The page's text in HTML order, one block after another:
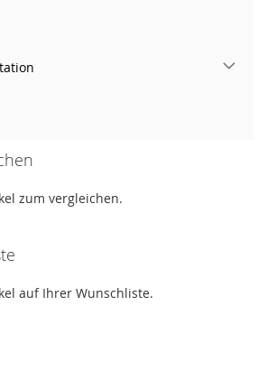
zum vergleichen.
auf Ihrer Wunschliste.